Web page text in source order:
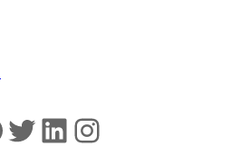
Twitter
LinkedIn
Instagram